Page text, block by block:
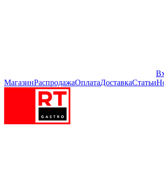
МагазинРаспродажаОплатаДоставкаСтатьи